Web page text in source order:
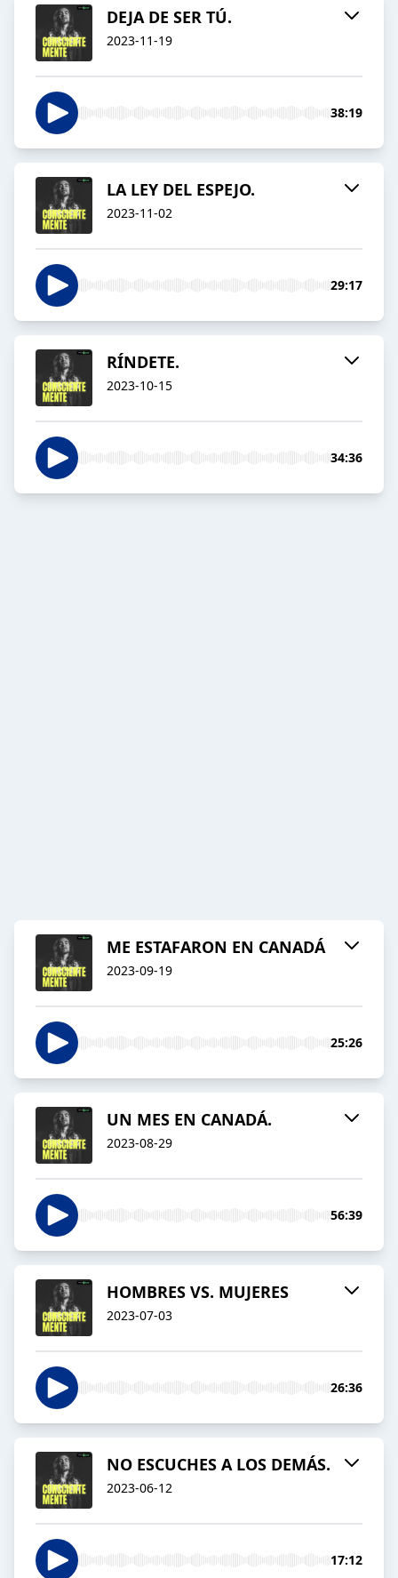
DEJA DE SER TÚ.
2023-11-19
38:19
LA LEY DEL ESPEJO.
2023-11-02
29:17
RÍNDETE.
2023-10-15
34:36
ME ESTAFARON EN CANADÁ
2023-09-19
25:26
UN MES EN CANADÁ.
2023-08-29
56:39
HOMBRES VS. MUJERES
2023-07-03
26:36
NO ESCUCHES A LOS DEMÁS.
2023-06-12
17:12